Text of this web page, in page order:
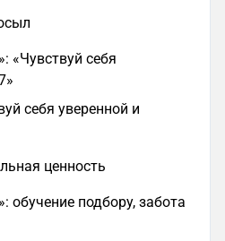
«Чувствуй себя
себя уверенной и
ценность
обучение подбору, забота